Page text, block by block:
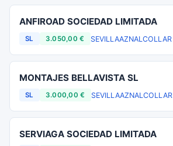
ANFIROAD SOCIEDAD LIMITADA
SL 3.050,00 € SEVILLAAZNALCOLLAR
MONTAJES BELLAVISTA SL
SL 3.000,00 € SEVILLAAZNALCOLLAR
SERVIAGA SOCIEDAD LIMITADA